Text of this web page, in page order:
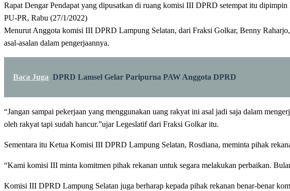
Rapat Dengar Pendapat yang dipusatkan di ruang komisi III DPRD setempat itu
PU-PR, Rabu (27/1/2022)
Menurut Anggota komisi III DPRD Lampung Selatan, dari Fraksi Golkar, Benny
asal-asalan dalam pengerjaannya.
Baca Juga DPRD Lamsel Gelar Paripurna PAW Anggota DPRD
“Jangan sampai pekerjaan yang menggunakan uang rakyat ini asal jadi saja dalam
oleh rakyat tapi sudah hancur.”ujar Legeslatif dari Fraksi Golkar itu.
Sementara itu Ketua Komisi III DPRD Lampung Selatan, Rosdiana, meminta pihak
“Kami komisi III minta komitmen pihak rekanan untuk segara melakukan perbaikan.
Komisi III DPRD Lampung Selatan juga berharap kepada pihak rekanan benar-benar